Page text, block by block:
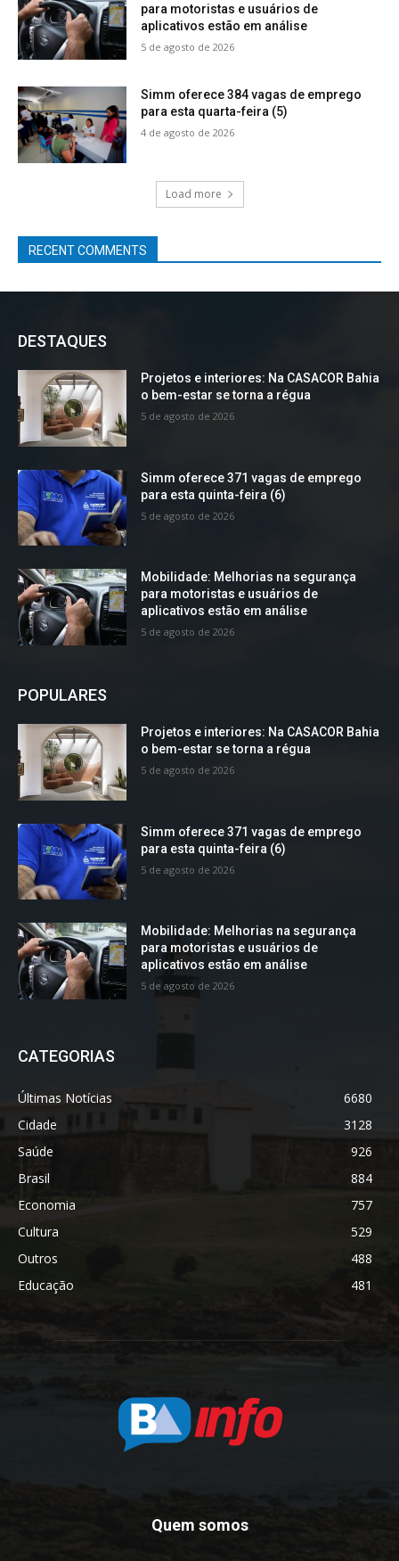
para motoristas e usuários de
aplicativos estão em análise
5 de agosto de 2026
Simm oferece 384 vagas de emprego
para esta quarta-feira (5)
4 de agosto de 2026
Load more
RECENT COMMENTS
DESTAQUES
Projetos e interiores: Na CASACOR Bahia
o bem-estar se torna a régua
5 de agosto de 2026
Simm oferece 371 vagas de emprego
para esta quinta-feira (6)
5 de agosto de 2026
Mobilidade: Melhorias na segurança
para motoristas e usuários de
aplicativos estão em análise
5 de agosto de 2026
POPULARES
Projetos e interiores: Na CASACOR Bahia
o bem-estar se torna a régua
5 de agosto de 2026
Simm oferece 371 vagas de emprego
para esta quinta-feira (6)
5 de agosto de 2026
Mobilidade: Melhorias na segurança
para motoristas e usuários de
aplicativos estão em análise
5 de agosto de 2026
CATEGORIAS
Últimas Notícias
6680
Cidade
3128
Saúde
926
Brasil
884
Economia
757
Cultura
529
Outros
488
Educação
481
Quem somos